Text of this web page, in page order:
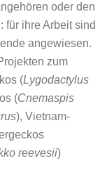
oder den
für ihre Arbeit sind
angewiesen.
zum
(Lygodactylus
(Cnemaspis
), Vietnam-
reevesii)